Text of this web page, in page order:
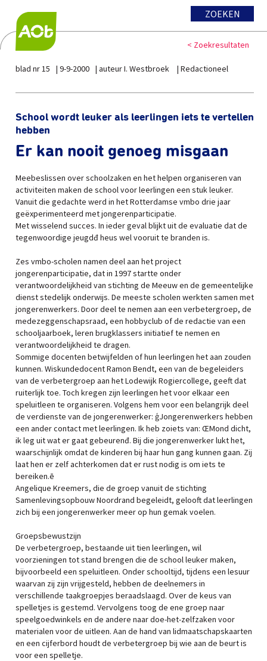
ZOEKEN
< Zoekresultaten
blad nr 15 9-9-2000 auteur I. Westbroek Redactioneel
School wordt leuker als leerlingen iets te vertellen
hebben
Er kan nooit genoeg misgaan
Meebeslissen over schoolzaken en het helpen organiseren van
activiteiten maken de school voor leerlingen een stuk leuker.
Vanuit die gedachte werd in het Rotterdamse vmbo drie jaar
geëxperimenteerd met jongerenparticipatie.
Met wisselend succes. In ieder geval blijkt uit de evaluatie dat de
tegenwoordige jeugdđ heus wel vooruit te branden is.
Zes vmbo-scholen namen deel aan het project
jongerenparticipatie, dat in 1997 startte onder
verantwoordelijkheid van stichting de Meeuw en de gemeentelijke
dienst stedelijk onderwijs. De meeste scholen werkten samen met
jongerenwerkers. Door deel te nemen aan een verbetergroep, de
medezeggenschapsraad, een hobbyclub of de redactie van een
schooljaarboek, leren brugklassers initiatief te nemen en
verantwoordelijkheid te dragen.
Sommige docenten betwijfelden of hun leerlingen het aan zouden
kunnen. Wiskundedocent Ramon Bendt, een van de begeleiders
van de verbetergroep aan het Lodewijk Rogiercollege, geeft dat
ruiterlijk toe. Toch kregen zijn leerlingen het voor elkaar een
speluitleen te organiseren. Volgens hem voor een belangrijk deel
de verdienste van de jongerenwerker: ģJongerenwerkers hebben
een ander contact met leerlingen. Ik heb zoiets van: ŒMond dicht,
ik leg uit wat er gaat gebeurenđ. Bij die jongerenwerker lukt het,
waarschijnlijk omdat de kinderen bij haar hun gang kunnen gaan. Zij
laat hen er zelf achterkomen dat er rust nodig is om iets te
bereiken.ē
Angelique Kreemers, die de groep vanuit de stichting
Samenlevingsopbouw Noordrand begeleidt, gelooft dat leerlingen
zich bij een jongerenwerker meer op hun gemak voelen.
Groepsbewustzijn
De verbetergroep, bestaande uit tien leerlingen, wil
voorzieningen tot stand brengen die de school leuker maken,
bijvoorbeeld een speluitleen. Onder schooltijd, tijdens een lesuur
waarvan zij zijn vrijgesteld, hebben de deelnemers in
verschillende taakgroepjes beraadslaagd. Over de keus van
spelletjes is gestemd. Vervolgens toog de ene groep naar
speelgoedwinkels en de andere naar doe-het-zelfzaken voor
materialen voor de uitleen. Aan de hand van lidmaatschapskaarten
en een cijferbord houdt de verbetergroep bij wie aan de beurt is
voor een spelletje.